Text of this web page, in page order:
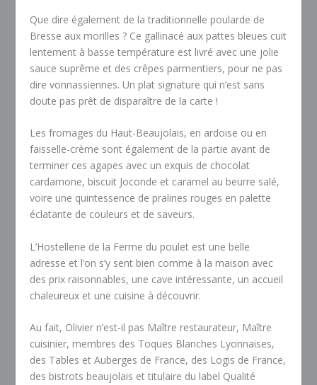
Que dire également de la traditionnelle poularde de
Bresse aux morilles ? Ce gallinacé aux pattes bleues cuit
lentement à basse température est livré avec une jolie
sauce suprême et des crêpes parmentiers, pour ne pas
dire vonnassiennes. Un plat signature qui n’est sans
doute pas prêt de disparaître de la carte !
Les fromages du Haut-Beaujolais, en ardoise ou en
faisselle-crème sont également de la partie avant de
terminer ces agapes avec un exquis de chocolat
cardamone, biscuit Joconde et caramel au beurre salé,
voire une quintessence de pralines rouges en palette
éclatante de couleurs et de saveurs.
L’Hostellerie de la Ferme du poulet est une belle
adresse et l’on s’y sent bien comme à la maison avec
des prix raisonnables, une cave intéressante, un accueil
chaleureux et une cuisine à découvrir.
Au fait, Olivier n’est-il pas Maître restaurateur, Maître
cuisinier, membres des Toques Blanches Lyonnaises,
des Tables et Auberges de France, des Logis de France,
des bistrots beaujolais et titulaire du label Qualité